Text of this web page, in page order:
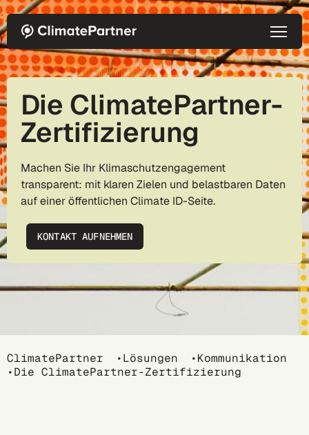
Direkt zum Inhalt
Die ClimatePartner-
Zertifizierung
Machen Sie Ihr Klimaschutzengagement
transparent: mit klaren Zielen und belastbaren Daten
auf einer öffentlichen Climate ID-Seite.
KONTAKT AUFNEHMEN
Breadcrumb
ClimatePartner Lösungen
Kommunikation
Die ClimatePartner-Zertifizierung